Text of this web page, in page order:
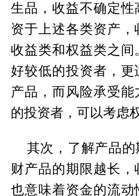
生品，收益不确定
资于上述各类资产
收益类和权益类之
好较低的投资者，
产品，而风险承受
的投资者，可以考虑
其次，了解产品
财产品的期限越长
也意味着资金的流